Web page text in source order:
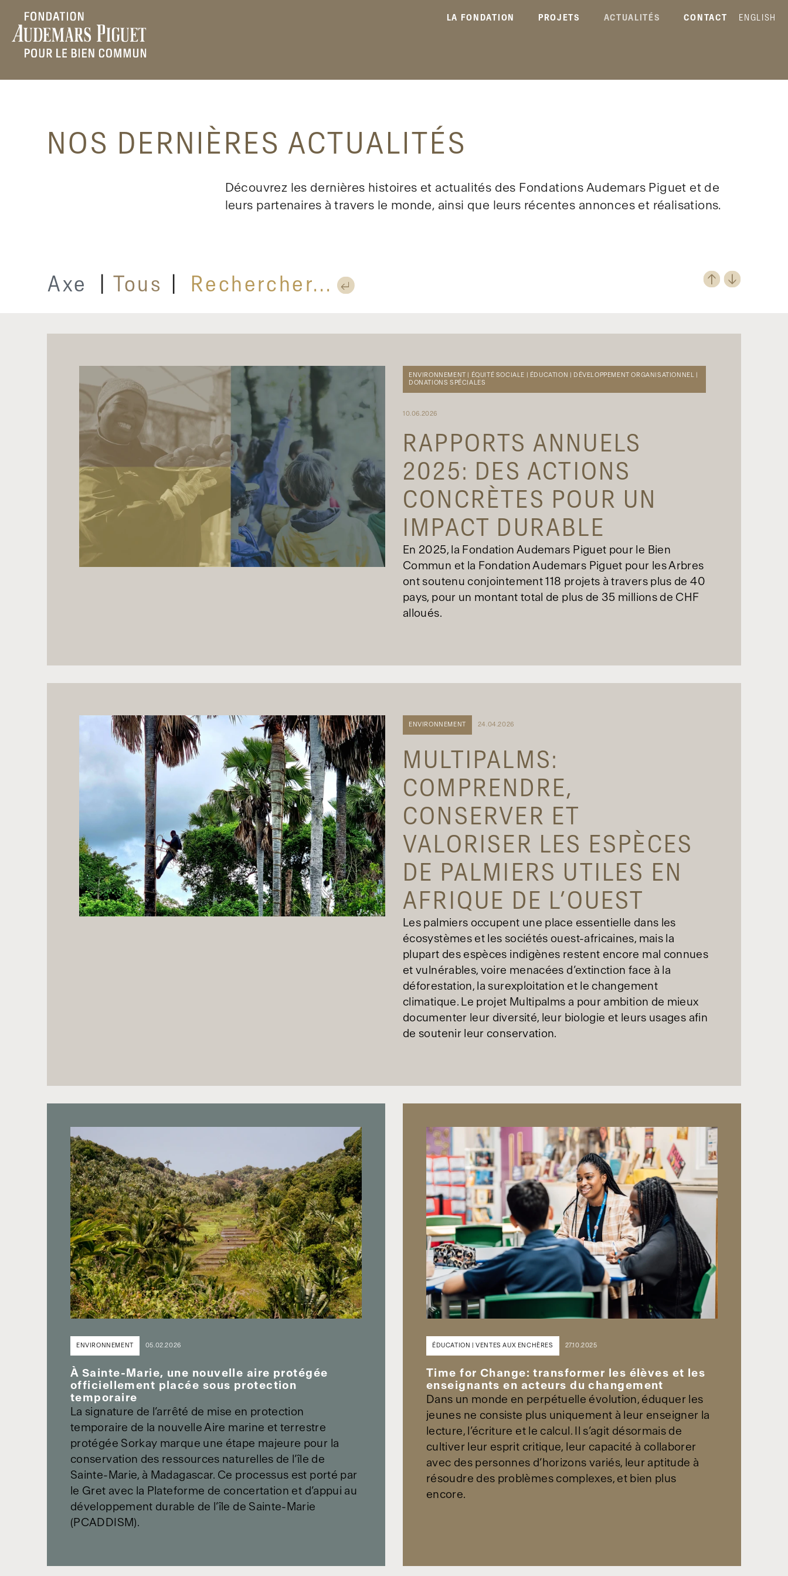
LA FONDATION PROJETS ACTUALITÉS CONTACT ENGLISH
NOS DERNIÈRES ACTUALITÉS
Découvrez les dernières histoires et actualités des Fondations Audemars Piguet et de
leurs partenaires à travers le monde, ainsi que leurs récentes annonces et réalisations.
Tous
ENVIRONNEMENT | ÉQUITÉ SOCIALE | ÉDUCATION | DÉVELOPPEMENT ORGANISATIONNEL |
DONATIONS SPÉCIALES
10.06.2026
RAPPORTS ANNUELS
2025: DES ACTIONS
CONCRÈTES POUR UN
IMPACT DURABLE
En 2025, la Fondation Audemars Piguet pour le Bien
Commun et la Fondation Audemars Piguet pour les Arbres
ont soutenu conjointement 118 projets à travers plus de 40
pays, pour un montant total de plus de 35 millions de CHF
alloués.
ENVIRONNEMENT 24.04.2026
MULTIPALMS:
COMPRENDRE,
CONSERVER ET
VALORISER LES ESPÈCES
DE PALMIERS UTILES EN
AFRIQUE DE L’OUEST
Les palmiers occupent une place essentielle dans les
écosystèmes et les sociétés ouest-africaines, mais la
plupart des espèces indigènes restent encore mal connues
et vulnérables, voire menacées d’extinction face à la
déforestation, la surexploitation et le changement
climatique. Le projet Multipalms a pour ambition de mieux
documenter leur diversité, leur biologie et leurs usages afin
de soutenir leur conservation.
ENVIRONNEMENT 05.02.2026
À Sainte-Marie, une nouvelle aire protégée
officiellement placée sous protection
temporaire
La signature de l’arrêté de mise en protection
temporaire de la nouvelle Aire marine et terrestre
protégée Sorkay marque une étape majeure pour la
conservation des ressources naturelles de l’île de
Sainte-Marie, à Madagascar. Ce processus est porté par
le Gret avec la Plateforme de concertation et d’appui au
développement durable de l’île de Sainte-Marie
(PCADDISM).
ÉDUCATION | VENTES AUX ENCHÈRES 27.10.2025
Time for Change: transformer les élèves et les
enseignants en acteurs du changement
Dans un monde en perpétuelle évolution, éduquer les
jeunes ne consiste plus uniquement à leur enseigner la
lecture, l’écriture et le calcul. Il s’agit désormais de
cultiver leur esprit critique, leur capacité à collaborer
avec des personnes d’horizons variés, leur aptitude à
résoudre des problèmes complexes, et bien plus
encore.